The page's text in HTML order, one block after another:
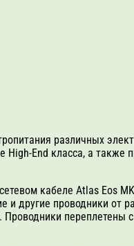
различных
End класса, а также
кабеле Atlas Eos
проводники от
Проводники